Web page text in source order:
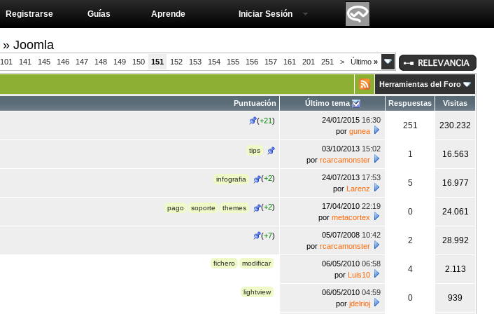
Aprende
Guías
Registrarse Iniciar Sesión
» Joomla
101 141 145 146 147 148 149 150 151 152 153 154 155 156 157 161 201 251 > Último »
Herramientas del Foro
Puntuación Último tema Respuestas Visitas
(+21) 24/01/2015 16:30
por gunea
251 230.232
tips 03/10/2013 15:02
por rcarcamonster
1 16.563
(+2)
infografia 24/07/2013 17:53
por Larenz
5 16.977
(+2)
pago soporte themes 17/04/2010 22:19
por metacortex
0 24.061
(+7) 05/07/2008 10:42
por rcarcamonster
2 28.992
fichero modificar 06/05/2010 06:58
por Luis10
4 2.113
lightview 06/05/2010 04:59
por jdelrioj
0 939